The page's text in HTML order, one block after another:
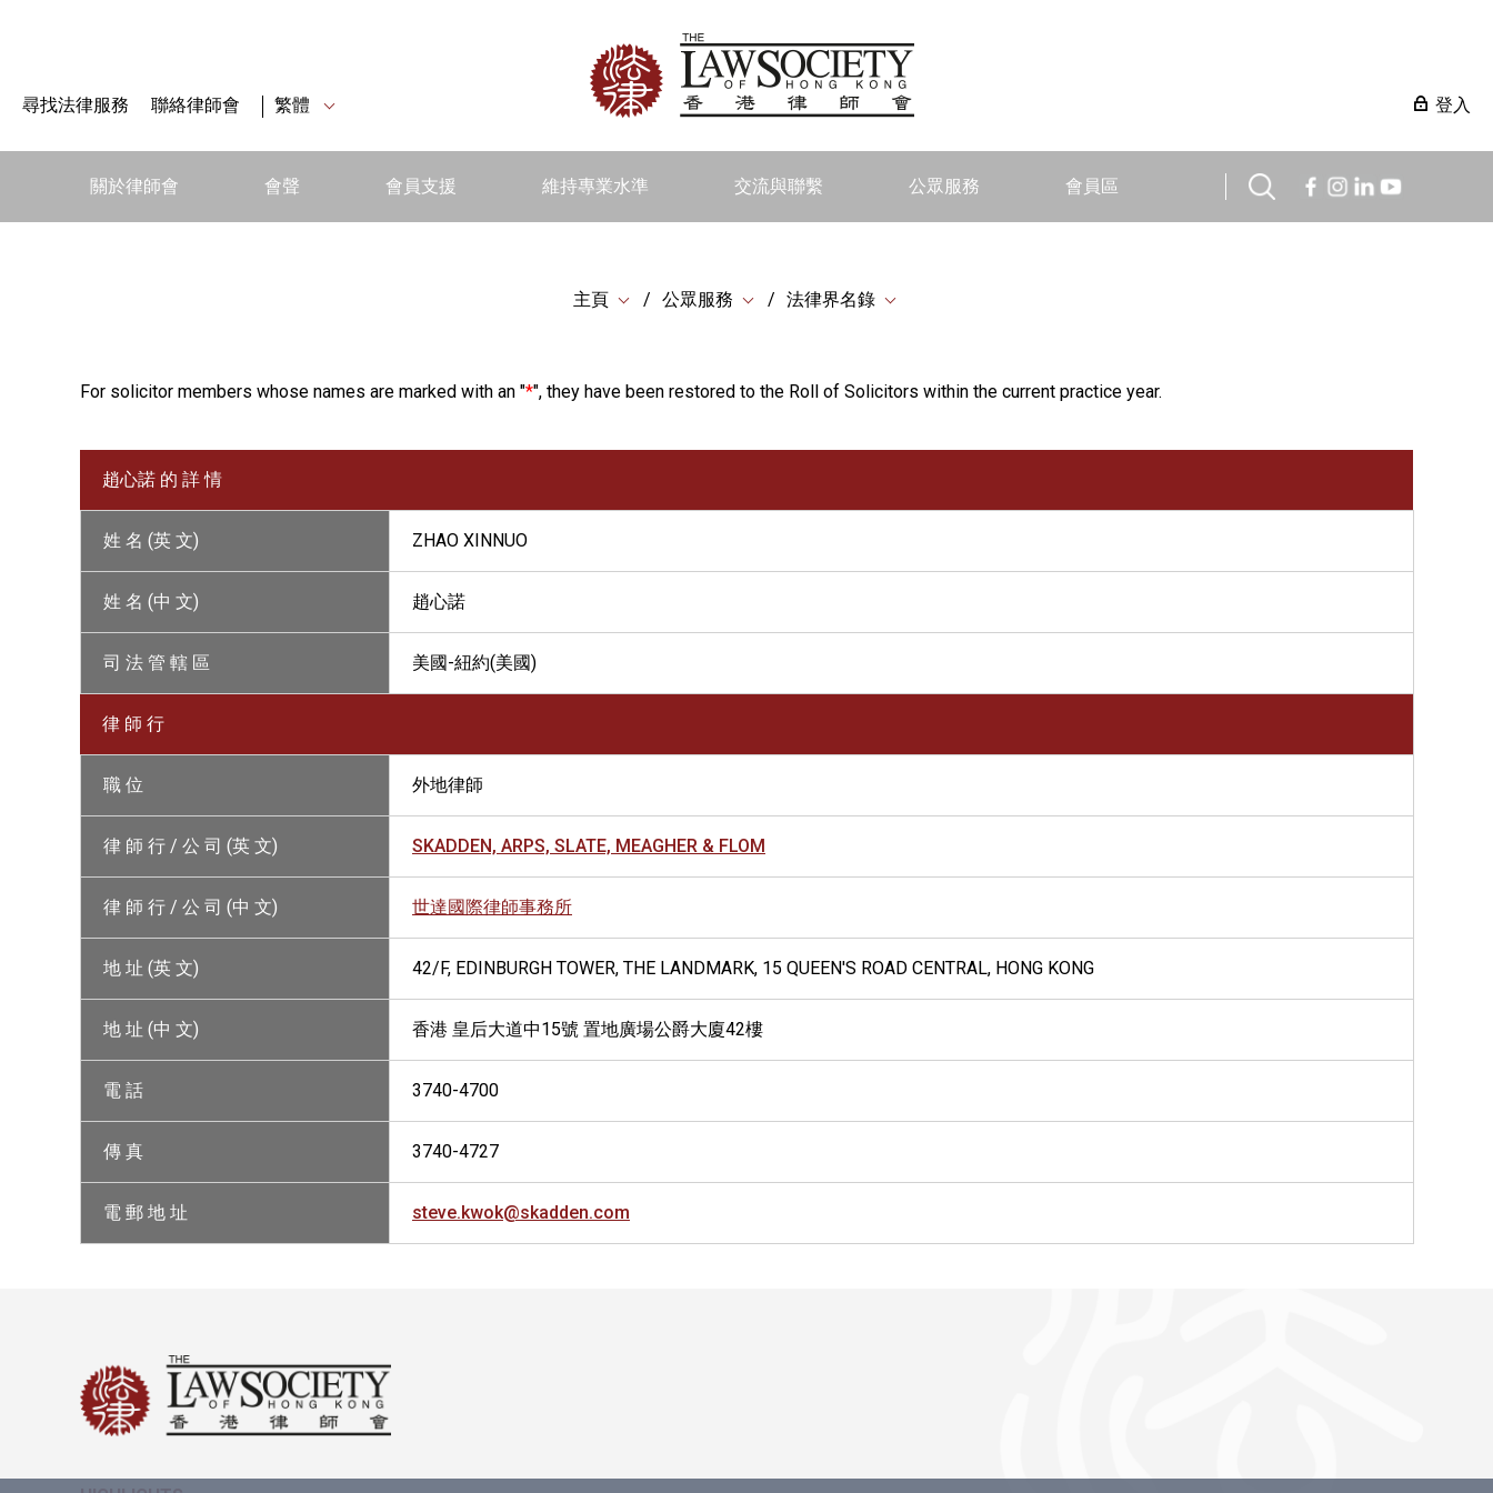
尋找法律服務 聯絡律師會 繁體 登入
關於律師會 會聲 會員支援 維持專業水準 交流與聯繫 公眾服務 會員區
主頁 公眾服務 法律界名錄
For solicitor members whose names are marked with an "*", they have been restored to the Roll of Solicitors within the current practice year.
趙心諾 的 詳 情
姓 名 (英 文) ZHAO XINNUO
姓 名 (中 文) 趙心諾
司 法 管 轄 區 美國-紐約(美國)
律 師 行
職 位 外地律師
律 師 行 / 公 司 (英 文) SKADDEN, ARPS, SLATE, MEAGHER & FLOM
律 師 行 / 公 司 (中 文) 世達國際律師事務所
地 址 (英 文) 42/F, EDINBURGH TOWER, THE LANDMARK, 15 QUEEN'S ROAD CENTRAL, HONG KONG
地 址 (中 文) 香港 皇后大道中15號 置地廣場公爵大廈42樓
電 話 3740-4700
傳 真 3740-4727
電 郵 地 址 steve.kwok@skadden.com